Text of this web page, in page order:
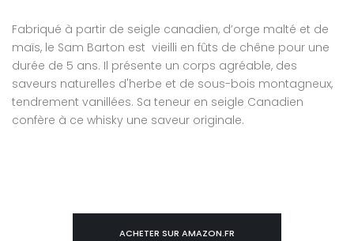
Fabriqué à partir de seigle canadien, d’orge malté et de
maïs, le Sam Barton est vieilli en fûts de chêne pour une
durée de 5 ans. Il présente un corps agréable, des
saveurs naturelles d'herbe et de sous-bois montagneux,
tendrement vanillées. Sa teneur en seigle Canadien
confère à ce whisky une saveur originale.
ACHETER SUR AMAZON.FR